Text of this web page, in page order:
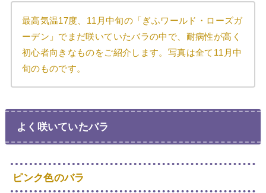
最高気温17度、11月中旬の「ぎふワールド・ローズガ
ーデン」でまだ咲いていたバラの中で、耐病性が高く
初心者向きなものをご紹介します。写真は全て11月中
旬のものです。
よく咲いていたバラ
ピンク色のバラ